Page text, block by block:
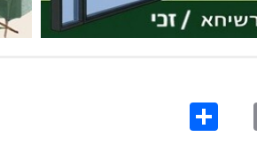
Copy